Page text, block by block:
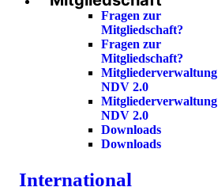
Fragen zur
Mitgliedschaft?
Fragen zur
Mitgliedschaft?
Mitgliederverwaltung
NDV 2.0
Mitgliederverwaltung
NDV 2.0
Downloads
Downloads
International